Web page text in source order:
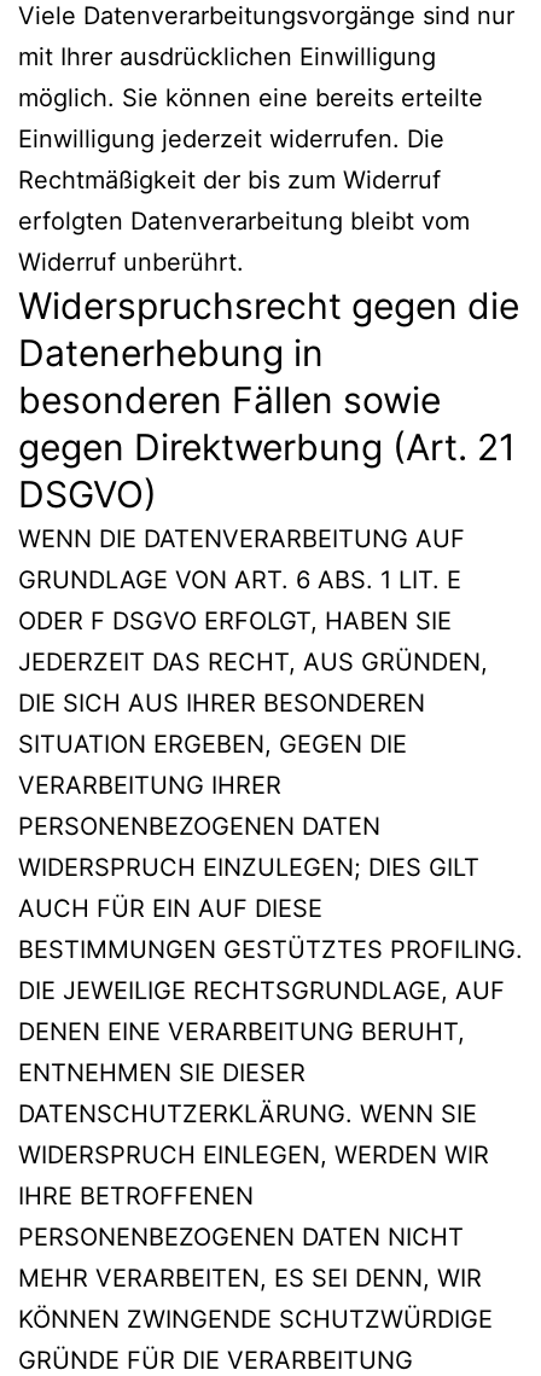
Viele Datenverarbeitungsvorgänge sind nur
mit Ihrer ausdrücklichen Einwilligung
möglich. Sie können eine bereits erteilte
Einwilligung jederzeit widerrufen. Die
Rechtmäßigkeit der bis zum Widerruf
erfolgten Datenverarbeitung bleibt vom
Widerruf unberührt.
Widerspruchsrecht gegen die
Datenerhebung in
besonderen Fällen sowie
gegen Direktwerbung (Art. 21
DSGVO)
WENN DIE DATENVERARBEITUNG AUF
GRUNDLAGE VON ART. 6 ABS. 1 LIT. E
ODER F DSGVO ERFOLGT, HABEN SIE
JEDERZEIT DAS RECHT, AUS GRÜNDEN,
DIE SICH AUS IHRER BESONDEREN
SITUATION ERGEBEN, GEGEN DIE
VERARBEITUNG IHRER
PERSONENBEZOGENEN DATEN
WIDERSPRUCH EINZULEGEN; DIES GILT
AUCH FÜR EIN AUF DIESE
BESTIMMUNGEN GESTÜTZTES PROFILING.
DIE JEWEILIGE RECHTSGRUNDLAGE, AUF
DENEN EINE VERARBEITUNG BERUHT,
ENTNEHMEN SIE DIESER
DATENSCHUTZERKLÄRUNG. WENN SIE
WIDERSPRUCH EINLEGEN, WERDEN WIR
IHRE BETROFFENEN
PERSONENBEZOGENEN DATEN NICHT
MEHR VERARBEITEN, ES SEI DENN, WIR
KÖNNEN ZWINGENDE SCHUTZWÜRDIGE
GRÜNDE FÜR DIE VERARBEITUNG